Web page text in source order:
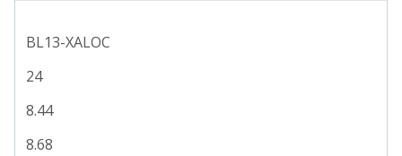
BL13-XALOC
24
8.44
8.68